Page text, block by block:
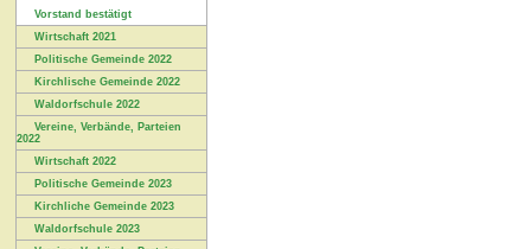
Vorstand bestätigt
Wirtschaft 2021
Politische Gemeinde 2022
Kirchlische Gemeinde 2022
Waldorfschule 2022
Vereine, Verbände, Parteien
2022
Wirtschaft 2022
Politische Gemeinde 2023
Kirchliche Gemeinde 2023
Waldorfschule 2023